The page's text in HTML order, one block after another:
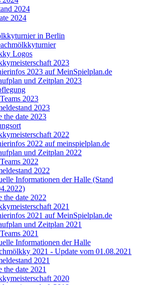
2024
2024
in Berlin
Logos
2023
2023 auf MeinSpielplan.de
und Zeitplan 2023
2023
2023
the date 2023
2022
2022 auf meinspielplan.de
und Zeitplan 2022
2022
2022
Informationen der Halle (Stand
the date 2022
2021
2021 auf MeinSpielplan.de
und Zeitplan 2021
2021
Informationen der Halle
2021 - Update vom 01.08.2021
2021
the date 2021
2020